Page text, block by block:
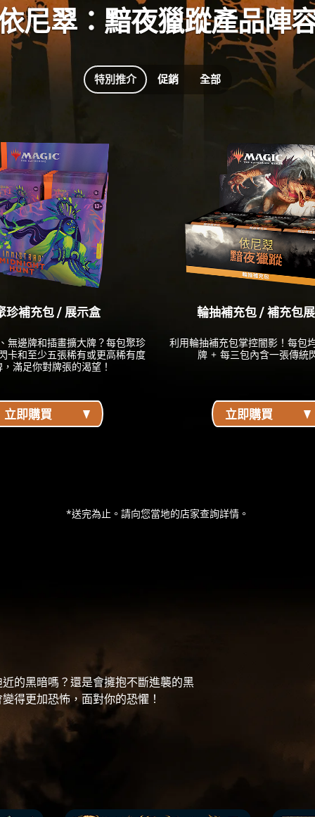
尼翠：黯夜獵蹤產品陣
特別推介 促銷 全部
珍補充包 / 展示盒
無邊牌和插畫擴大牌？每包聚珍
卡和至少五張稀有或更高稀有度
滿足你對牌張的渴望！
立即購買
輪抽補充包 / 補充包
利用輪抽補充包掌控闇影！每包
牌 + 每三包內含一張傳統
立即購買
*送完為止。請向您當地的店家查詢詳情。
的黑暗嗎？還是會擁抱不斷進襲的黑
得更加恐怖，面對你的恐懼！